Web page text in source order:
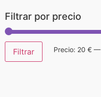
Filtrar por precio
Filtrar Precio: 20 € —